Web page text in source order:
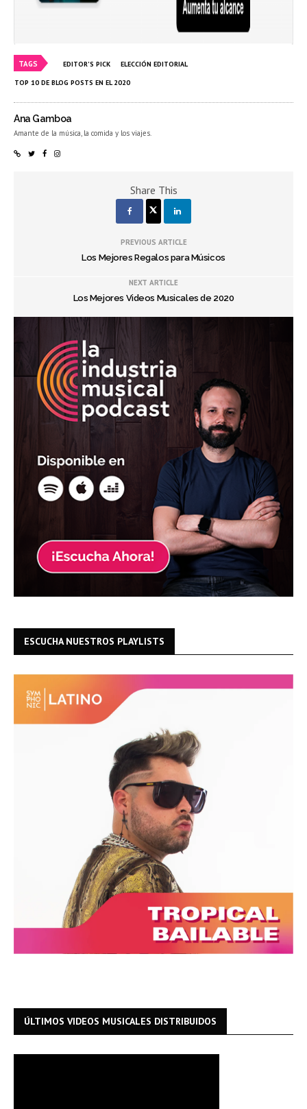
TAGS EDITOR'S PICK ELECCIÓN EDITORIAL
TOP 10 DE BLOG POSTS EN EL 2020
Ana Gamboa
Amante de la música, la comida y los viajes.
Share This
PREVIOUS ARTICLE
Los Mejores Regalos para Músicos
NEXT ARTICLE
Los Mejores Videos Musicales de 2020
ESCUCHA NUESTROS PLAYLISTS
ÚLTIMOS VIDEOS MUSICALES DISTRIBUIDOS